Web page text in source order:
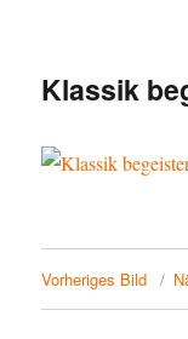
Klassik
Vorheriges Bild